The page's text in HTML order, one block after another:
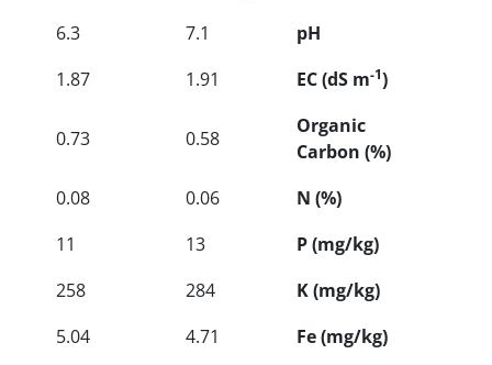
6.3
7.1
pH
1.87
1.91 EC (dS m-1)
0.73 0.58
Organic
Carbon (%)
0.08
0.06
N (%)
11
13
P (mg/kg)
258
284
K (mg/kg)
5.04
4.71
Fe (mg/kg)